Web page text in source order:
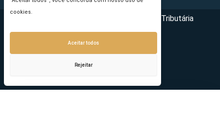
cookies.
Aceitar todos
Rejeitar
Copyright © 2026 - Portal da Reforma Tributária